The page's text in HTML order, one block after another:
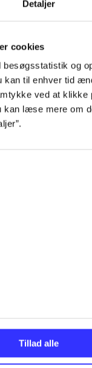
Detaljer
cookies
besøgsstatistik og
kan til enhver tid
ved at klikke
kan læse mere om
Tillad alle